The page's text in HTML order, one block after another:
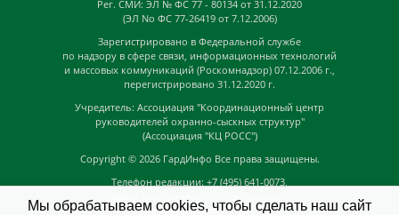
Рег. СМИ: ЭЛ № ФС 77 - 80134 от 31.12.2020
(ЭЛ No ФС 77-26419 от 7.12.2006)
Зарегистрировано в Федеральной службе
по надзору в сфере связи, информационных технологий
и массовых коммуникаций (Роскомнадзор) 07.12.2006 г.,
перегистрировано 31.12.2020 г.
Учредитель: Ассоциация "Координационный центр
руководителей охранно-сыскных структур"
(Ассоциация "КЦ РОСС")
Copyright © 2026 ГардИнфо Все права защищены.
Телефон редакции: +7 (495) 641-0073,
news@guardinfo.online
Мы обрабатываем cookies, чтобы сделать наш сайт